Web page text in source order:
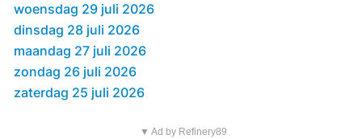
woensdag 29 juli 2026
dinsdag 28 juli 2026
maandag 27 juli 2026
zondag 26 juli 2026
zaterdag 25 juli 2026
▼ Ad by Refinery89